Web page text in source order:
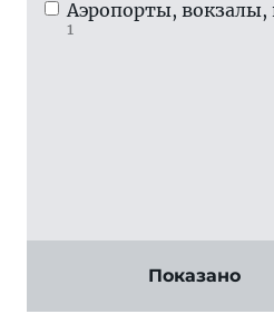
Показано
Аэропорты,
1